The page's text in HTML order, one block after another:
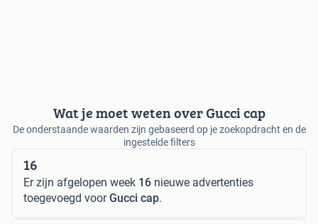
Wat je moet weten over Gucci cap
De onderstaande waarden zijn gebaseerd op je zoekopdracht en de
ingestelde filters
16
Er zijn afgelopen week 16 nieuwe advertenties
toegevoegd voorGucci cap.